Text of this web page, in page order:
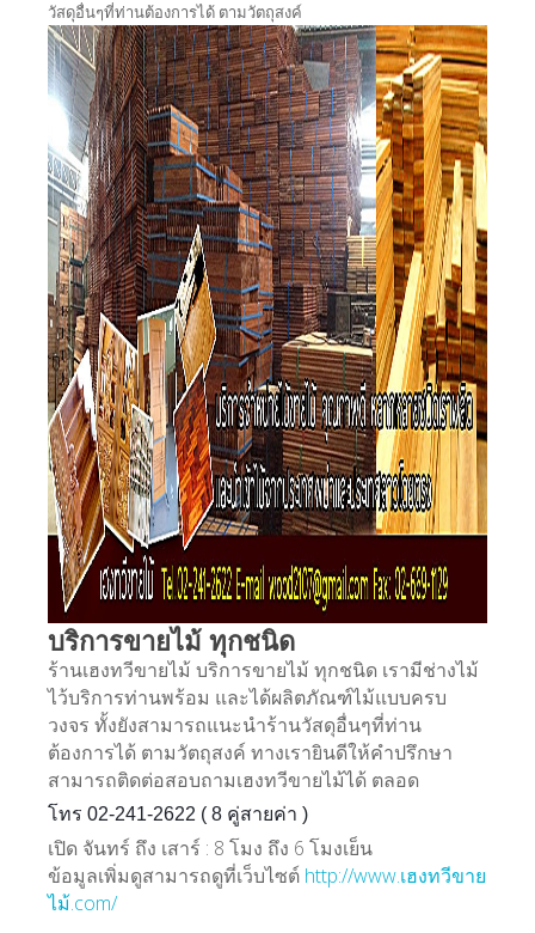
วัสดุอื่นๆที่ท่านต้องการได้ ตามวัตถุสงค์
บริการขายไม้ ทุกชนิด
ร้านเฮงทวีขายไม้ บริการขายไม้ ทุกชนิด เรามีช่างไม้
ไว้บริการท่านพร้อม และได้ผลิตภัณฑ์ไม้แบบครบ
วงจร ทั้งยังสามารถแนะนำร้านวัสดุอื่นๆที่ท่าน
ต้องการได้ ตามวัตถุสงค์ ทางเรายินดีให้คำปรึกษา
สามารถติดต่อสอบถามเฮงทวีขายไม้ได้ ตลอด
โทร 02-241-2622 ( 8 คู่สายค่า )
เปิด จันทร์ ถึง เสาร์ : 8 โมง ถึง 6 โมงเย็น
ข้อมูลเพิ่มดูสามารถดูที่เว็บไซต์ http://www.เฮงทวีขาย
ไม้.com/